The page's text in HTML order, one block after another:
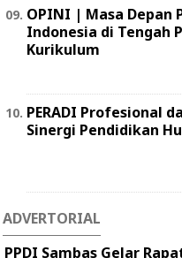
OPINI | Masa Depan
Indonesia di Tengah
Kurikulum
PERADI Profesional
Sinergi Pendidikan
ADVERTORIAL
PPDI Sambas Gelar